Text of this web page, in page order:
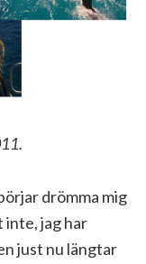
drömma mig
inte, jag har
just nu längtar